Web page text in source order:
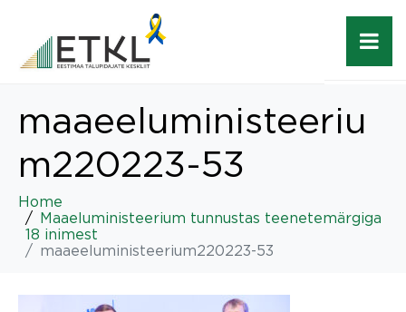
maaeeluministeeriu
m220223-53
Home
Maaeluministeerium tunnustas teenetemärgiga
18 inimest
maaeeluministeerium220223-53